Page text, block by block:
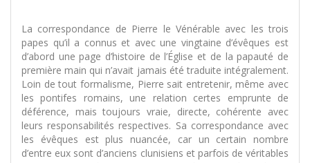
La correspondance de Pierre le Vénérable avec les trois
papes qu’il a connus et avec une vingtaine d’évêques est
d’abord une page d’histoire de l’Église et de la papauté de
première main qui n’avait jamais été traduite intégralement.
Loin de tout formalisme, Pierre sait entretenir, même avec
les pontifes romains, une relation certes emprunte de
déférence, mais toujours vraie, directe, cohérente avec
leurs responsabilités respectives. Sa correspondance avec
les évêques est plus nuancée, car un certain nombre
d’entre eux sont d’anciens clunisiens et parfois de véritables